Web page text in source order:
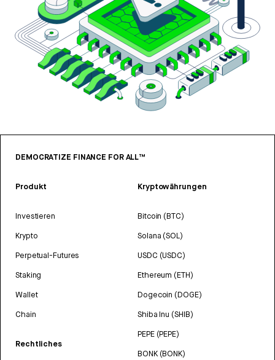
DEMOCRATIZE FINANCE FOR ALL™
Produkt
Investieren
Krypto
Perpetual-Futures
Staking
Wallet
Chain
Rechtliches
Kryptowährungen
Bitcoin (BTC)
Solana (SOL)
USDC (USDC)
Ethereum (ETH)
Dogecoin (DOGE)
Shiba Inu (SHIB)
PEPE (PEPE)
BONK (BONK)